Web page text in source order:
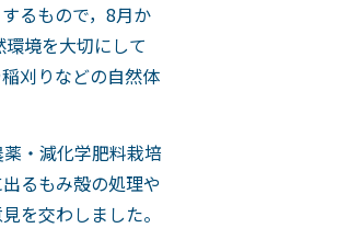
るもので，8月か
境を大切にして
刈りなどの自然体
・減化学肥料栽培
るもみ殻の処理や
を交わしました。